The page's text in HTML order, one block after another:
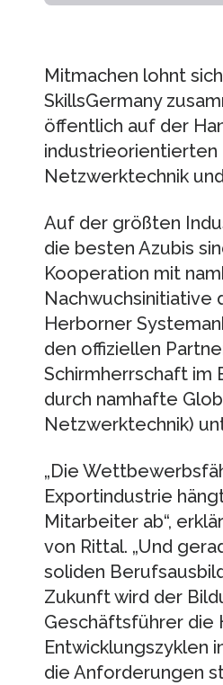
Mitmachen lohnt
SkillsGermany
öffentlich auf der
Netzwerktechnik
Auf der größten
die besten Azubis
Kooperation mit
Nachwuchsinitiative
Herborner
den offiziellen
Schirmherrschaft im
durch namhafte
Netzwerktechnik)
„Die
Exportindustrie
Mitarbeiter ab“,
von Rittal. „Und
soliden
Zukunft wird der
Geschäftsführer die
Entwicklungszyklen
die Anforderungen